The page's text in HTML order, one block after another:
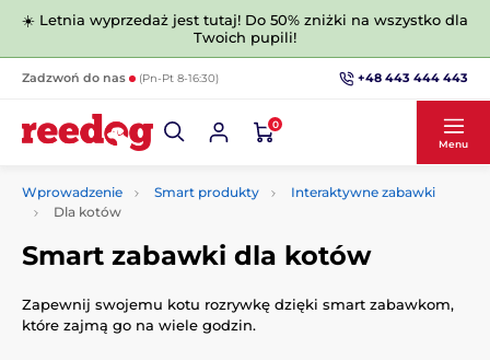
☀️ Letnia wyprzedaż jest tutaj! Do 50% zniżki na wszystko dla
Twoich pupili!
Zadzwoń do nas (Pn-Pt 8-16:30) +48 443 444 443
0
Menu
Wprowadzenie Smart produkty
Interaktywne zabawki
Dla kotów
Smart zabawki dla kotów
Zapewnij swojemu kotu rozrywkę dzięki smart zabawkom,
które zajmą go na wiele godzin.